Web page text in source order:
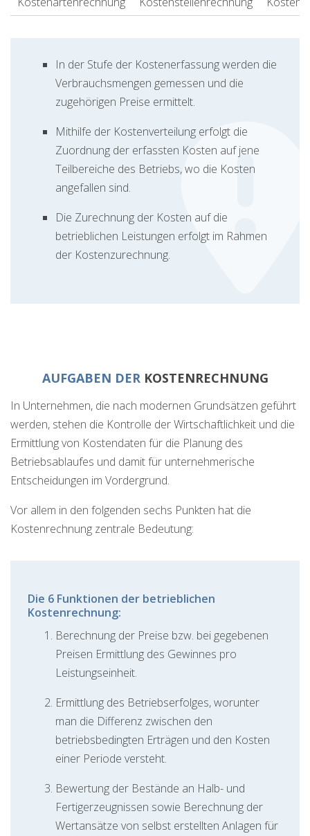
In der Stufe der Kostenerfassung werden die
Verbrauchsmengen gemessen und die
zugehörigen Preise ermittelt.
Mithilfe der Kostenverteilung erfolgt die
Zuordnung der erfassten Kosten auf jene
Teilbereiche des Betriebs, wo die Kosten
angefallen sind.
Die Zurechnung der Kosten auf die
betrieblichen Leistungen erfolgt im Rahmen
der Kostenzurechnung.
AUFGABEN DER KOSTENRECHNUNG
In Unternehmen, die nach modernen Grundsätzen geführt
werden, stehen die Kontrolle der Wirtschaftlichkeit und die
Ermittlung von Kostendaten für die Planung des
Betriebsablaufes und damit für unternehmerische
Entscheidungen im Vordergrund.
Vor allem in den folgenden sechs Punkten hat die
Kostenrechnung zentrale Bedeutung:
Die 6 Funktionen der betrieblichen
Kostenrechnung:
Berechnung der Preise bzw. bei gegebenen
Preisen Ermittlung des Gewinnes pro
Leistungseinheit.
Ermittlung des Betriebserfolges, worunter
man die Differenz zwischen den
betriebsbedingten Erträgen und den Kosten
einer Periode versteht.
Bewertung der Bestände an Halb- und
Fertigerzeugnissen sowie Berechnung der
Wertansätze von selbst erstellten Anlagen für